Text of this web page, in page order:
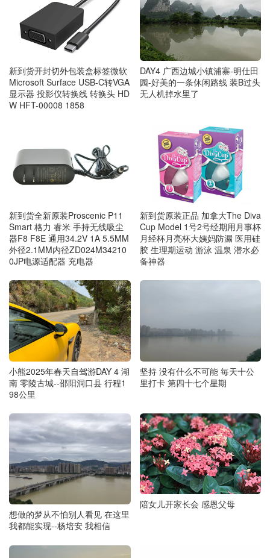
新到货开封切外包装盒标签微软
Microsoft Surface USB-C转VGA
显示器 投影仪转换线 转换头 HD
W HFT-00008 1858
DAY4 广西边城小镇浦寨-明仕田
园-好美的一条休闲路线 装B过头
无人机掉水里了
新到货全新原装Proscenic P11
Smart 格力 睿米 手持无线吸尘
器F8 F8E 通用34.2V 1A 5.5MM
外径2.1MM内径ZD024M34210
0JP电源适配器 充电器
新到货原装正品 加拿大The Diva
Cup Model 1号2号经期用月事杯
月经杯月亮杯大姨妈防漏 医用硅
胶 生理期运动 游泳 温泉 潜水必
备神器
小熊2025年春天自驾游DAY 4 湖
南 零陵古城--邵阳洞口县 行程1
98公里
坚持 没有什么不可能 毎天十公
里打卡 第四十七个星期
想做的梦从不怕别人看见 在这里
我都能实现--杨培安 我相信
陪女儿开家长会 感恩父母